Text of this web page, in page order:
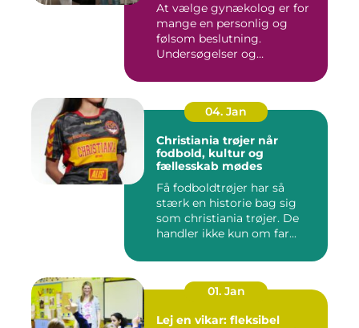
At vælge gynækolog er for
mange en personlig og
følsom beslutning.
Undersøgelser og
04. Jan
Christiania trøjer når
fodbold, kultur og
fællesskab mødes
Få fodboldtrøjer har så
stærk en historie bag sig
som christiania trøjer. De
handler ikke kun om far...
01. Jan
Lej en vikar: fleksibel